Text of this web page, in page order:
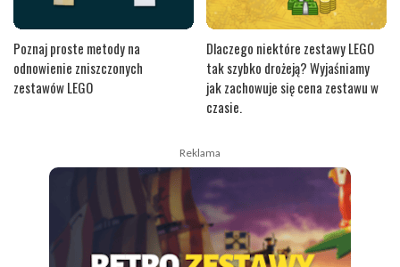
Poznaj proste metody na
odnowienie zniszczonych
zestawów LEGO
Dlaczego niektóre zestawy LEGO
tak szybko drożeją? Wyjaśniamy
jak zachowuje się cena zestawu w
czasie.
Reklama